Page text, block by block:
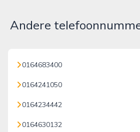
Andere
0164683400
0164241050
0164234442
0164630132